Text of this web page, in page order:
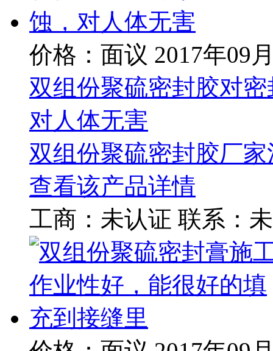
价格：面议 2017年09
双组份聚硫密封胶对
对人体无害
双组份聚硫密封胶厂
查看该产品详情
工商： 未认证 联系：